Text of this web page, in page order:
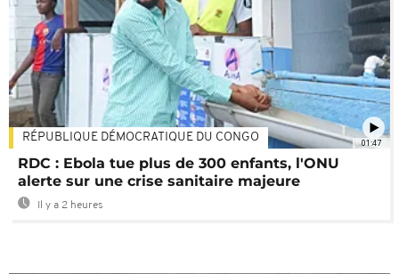
01:47
RÉPUBLIQUE DÉMOCRATIQUE DU CONGO
RDC : Ebola tue plus de 300 enfants, l'ONU
alerte sur une crise sanitaire majeure
Il y a 2 heures